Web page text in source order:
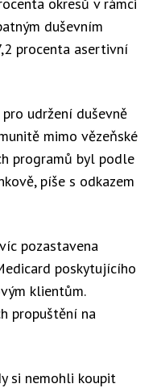
duševním
procenta asertivní
udržení duševně
mimo vězeňské
programů byl podle
píše s odkazem
pozastavena
poskytujícího
klientům.
propuštění na
si nemohli koupit